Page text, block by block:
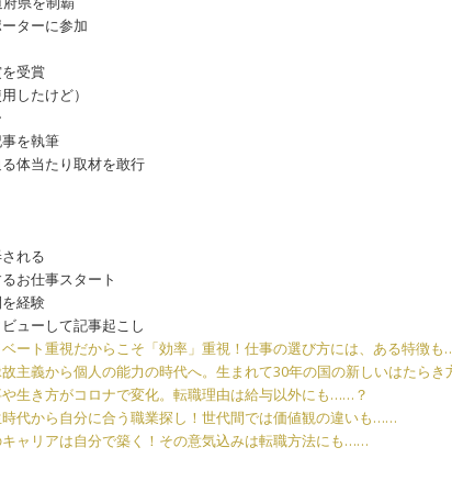
ターに参加
受賞
したけど）
を執筆
体当たり取材を敢行
れる
お仕事スタート
経験
ューして記事起こし
ベート重視だからこそ「効率」重視！仕事の選び方には、ある特徴
主義から個人の能力の時代へ。生まれて30年の国の新しいはたらき
や生き方がコロナで変化。転職理由は給与以外にも……？
時代から自分に合う職業探し！世代間では価値観の違いも……
キャリアは自分で築く！その意気込みは転職方法にも……